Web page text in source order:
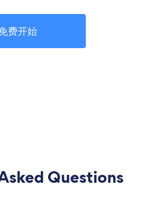
费开始
Questions